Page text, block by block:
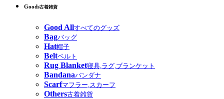
Goods古着雑貨
Good Allすべてのグッズ
Bagバッグ
Hat帽子
Beltベルト
Rug Blanket寝具,ラグ,ブランケット
Bandanaバンダナ
Scarfマフラー,スカーフ
Others古着雑貨